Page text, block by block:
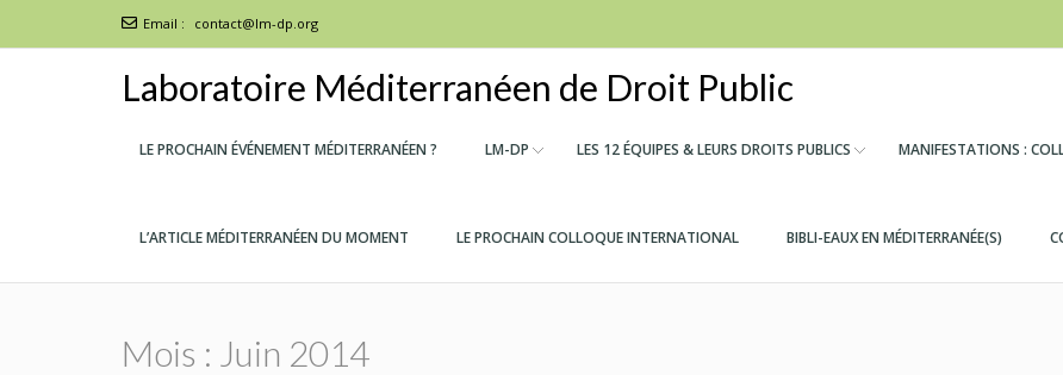
Email : contact@lm-dp.org
Laboratoire Méditerranéen de Droit Public
LE PROCHAIN ÉVÉNEMENT MÉDITERRANÉEN ? LM-DP LES 12 ÉQUIPES & LEURS DROITS PUBLICS MANIFESTATIONS :
L’ARTICLE MÉDITERRANÉEN DU MOMENT LE PROCHAIN COLLOQUE INTERNATIONAL BIBLI-EAUX EN MÉDITERRANÉE(S)
Mois : Juin 2014